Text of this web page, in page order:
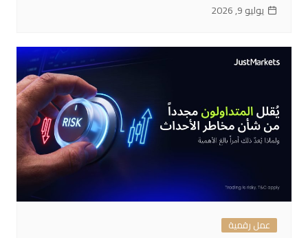
يوليو 9, 2026
عمل رقمية